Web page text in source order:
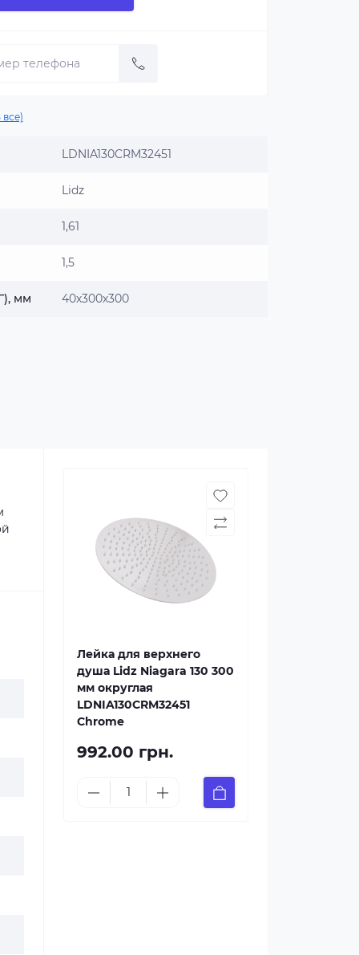
LDNIA130CRM32451
Lidz
1,61
1,5
мм 40х300х300
Лейка для верхнего
душа Lidz Niagara 130 300
мм округлая
LDNIA130CRM32451
Chrome
992.00 грн.